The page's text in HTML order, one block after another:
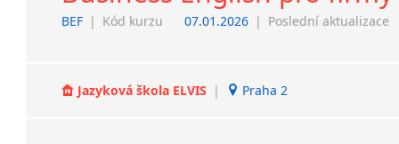
Tišnov
BEF | Kód kurzu 07.01.2026 | Poslední aktualizace
Jazyková škola ELVIS | Praha 2